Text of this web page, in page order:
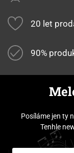
20 let
90%
Posíláme jen ty
Tenhle